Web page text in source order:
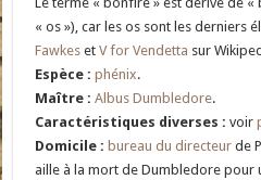
« os »), car les os sont les derniers
Fawkes etV for Vendetta sur
Espèce : phénix.
Maître : Albus Dumbledore.
Caractéristiques diverses : voir
Domicile : bureau du directeur de
aille à la mort de Dumbledore pour